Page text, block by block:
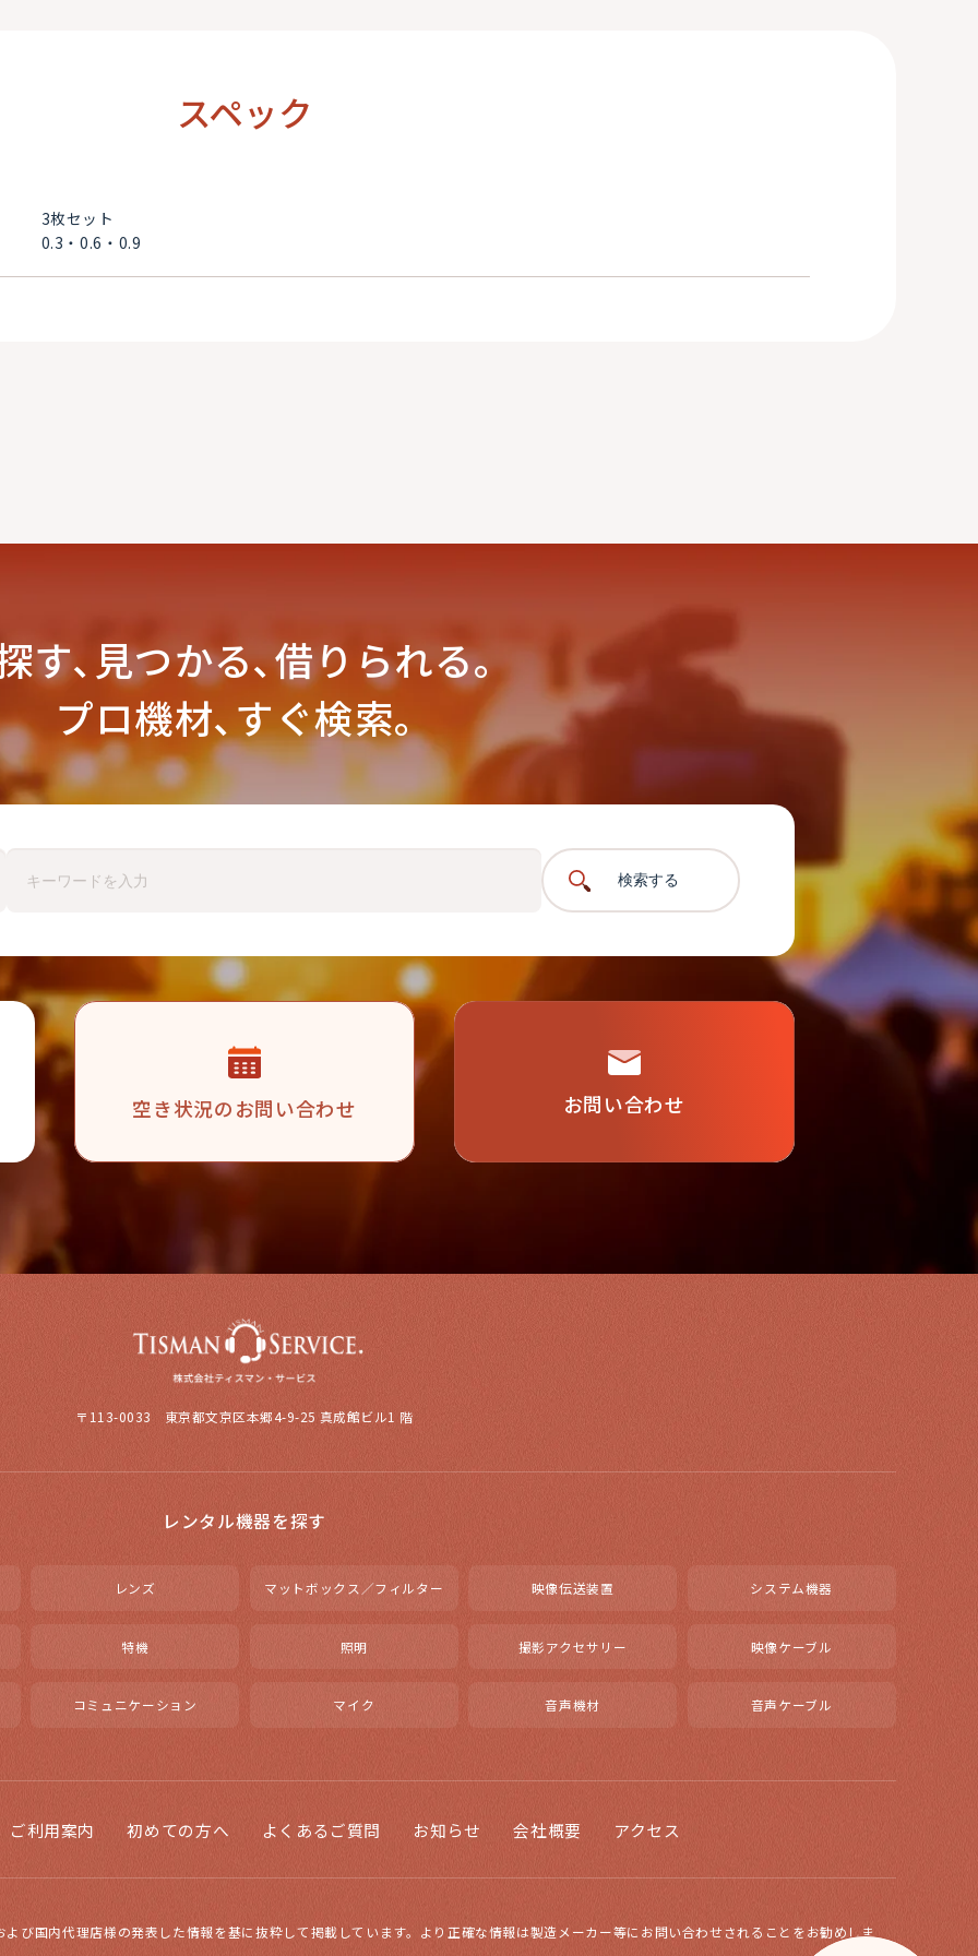
スペック
3枚セット
0.3・0.6・0.9
す､見つかる､借りられる｡
プロ機材､すぐ検索。
検索する
空き状況のお問い合わせ お問い合わせ
〒113-0033 東京都文京区本郷4-9-25 真成館ビル1 階
レンタル機器を探す
レンズ マットボックス／フィルター 映像伝送装置 システム機器
特機 照明 撮影アクセサリー 映像ケーブル
コミュニケーション マイク 音声機材 音声ケーブル
ご利用案内 初めての方へ よくあるご質問 お知らせ 会社概要 アクセス
び国内代理店様の発表した情報を基に抜粋して掲載しています。より正確な情報は製造メーカー等にお問い合わせされることをお勧めしま